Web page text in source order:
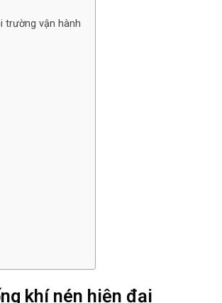
trường vận hành
khí nén hiện đại